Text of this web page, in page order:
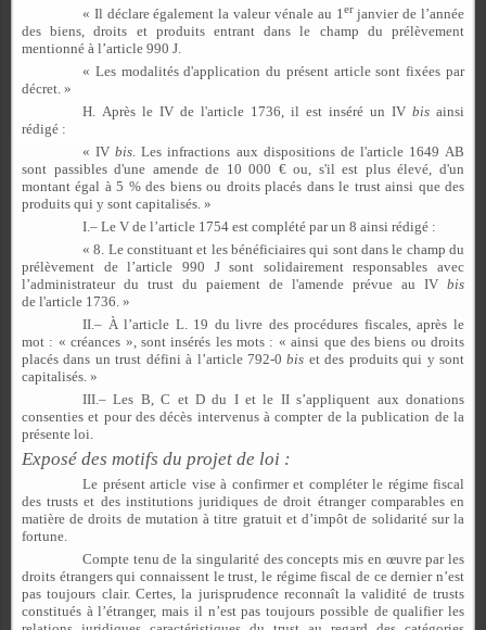
« Il déclare également la valeur vénale au 1erjanvier de l’année
des biens, droits et produits entrant dans le champ du prélèvement
mentionné à l’article 990 J.
« Les modalités d'application du présent article sont fixées par
décret. »
H. Après le IV de l'article 1736, il est inséré un IV bis ainsi
rédigé :
« IVbis. Les infractions aux dispositions de l'article 1649 AB
sont passibles d'une amende de 10 000 € ou, s'il est plus élevé, d'un
montant égal à 5 % des biens ou droits placés dans le trust ainsi que des
produits qui y sont capitalisés. »
I.– Le V de l’article 1754 est complété par un 8 ainsi rédigé :
« 8. Le constituant et les bénéficiaires qui sont dans le champ du
prélèvement de l’article 990 J sont solidairement responsables avec
l’administrateur du trust du paiement de l'amende prévue au IV bis
de l'article 1736. »
II.– À l’article L. 19 du livre des procédures fiscales, après le
mot : « créances », sont insérés les mots : « ainsi que des biens ou droits
placés dans un trust défini à l’article 792-0bis et des produits qui y sont
capitalisés. »
III.– Les B, C et D du I et le II s’appliquent aux donations
consenties et pour des décès intervenus à compter de la publication de la
présente loi.
Exposé des motifs du projet de loi :
Le présent article vise à confirmer et compléter le régime fiscal
des trusts et des institutions juridiques de droit étranger comparables en
matière de droits de mutation à titre gratuit et d’impôt de solidarité sur la
fortune.
Compte tenu de la singularité des concepts mis en œuvre par les
droits étrangers qui connaissent le trust, le régime fiscal de ce dernier n’est
pas toujours clair. Certes, la jurisprudence reconnaît la validité de trusts
constitués à l’étranger, mais il n’est pas toujours possible de qualifier les